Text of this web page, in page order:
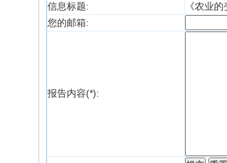
信息标题:
《农业
您的邮箱:
报告内容(*):